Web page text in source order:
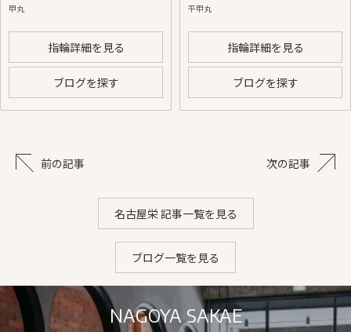
甲丸
指輪詳細を見る
ブログを探す
平甲丸
指輪詳細を見る
ブログを探す
前の記事 次の記事
名古屋栄 記事一覧を見る
ブログ一覧を見る
NAGOYA SAKAE